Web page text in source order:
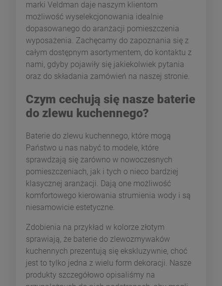
marki Veldman daje naszym klientom
możliwość wyselekcjonowania idealnie
dopasowanego do aranżacji pomieszczenia
wyposażenia. Zachęcamy do zapoznania się z
całym dostępnym asortymentem, do kontaktu z
nami, gdyby pojawiły się jakiekolwiek pytania
oraz do składania zamówień na naszej stronie.
Czym cechują się nasze baterie
do zlewu kuchennego?
Baterie do zlewu kuchennego, które mogą
Państwo u nas nabyć to modele, które
sprawdzają się zarówno w nowoczesnych
pomieszczeniach, jak i tych o nieco bardziej
klasycznej aranżacji. Dają one możliwość
komfortowego kierowania strumienia wody i są
niesamowicie estetyczne.
Zdobienia na przykład w kolorze złotym
sprawiają, że baterie do zlewozmywaków
kuchennych prezentują się ekskluzywnie, choć
jest to tylko jedna z wielu form dekoracji. Nasze
produkty szczegółowo opisaliśmy na